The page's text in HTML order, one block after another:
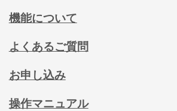
機能について
よくあるご質問
お申し込み
操作マニュアル